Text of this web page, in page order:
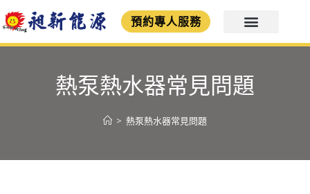
預約專人服務
熱泵熱水器常見問題
> 熱泵熱水器常見問題